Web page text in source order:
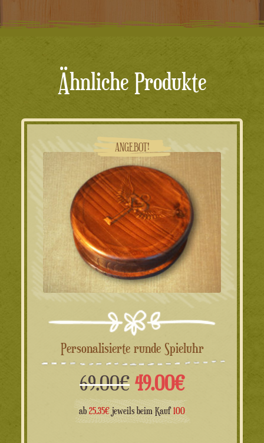
Ähnliche Produkte
ANGEBOT!
Personalisierte runde Spieluhr
69.00€ Ursprünglicher
Preis
49.00€Aktueller
Preis
ab 25.35€ jeweils beim Kauf100